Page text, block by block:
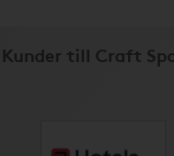
Kunder till Craft